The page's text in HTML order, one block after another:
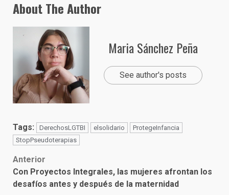
About The Author
Maria Sánchez Peña
See author's posts
Tags: DerechosLGTBI elsolidario
ProtegeInfancia
StopPseudoterapias
Post
navigation
Anterior
Con Proyectos Integrales, las mujeres afrontan los
desafíos antes y después de la maternidad